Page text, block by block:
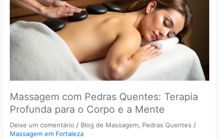
Massagem com Pedras Quentes: Terapia
Profunda para o Corpo e a Mente
Deixe um comentário / Blog de Massagem, Pedras Quentes /
Massagem em Fortaleza
o
Corpo
e
a
Mente